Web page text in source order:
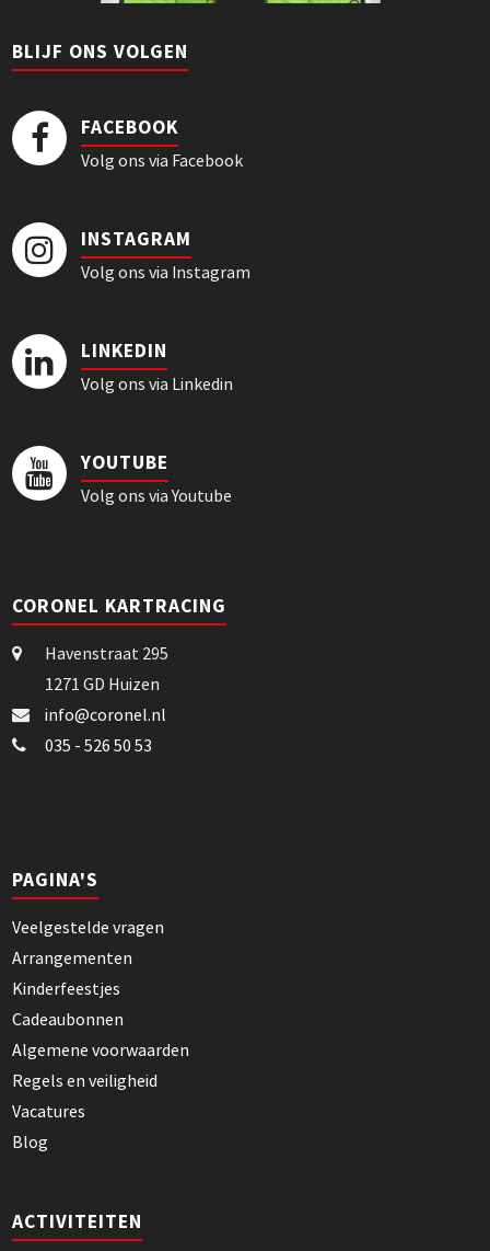
BLIJF ONS VOLGEN
FACEBOOK
Volg ons via Facebook
INSTAGRAM
Volg ons via Instagram
LINKEDIN
Volg ons via Linkedin
YOUTUBE
Volg ons via Youtube
CORONEL KARTRACING
Havenstraat 295
1271 GD Huizen
info@coronel.nl
035 - 526 50 53
PAGINA'S
Veelgestelde vragen
Arrangementen
Kinderfeestjes
Cadeaubonnen
Algemene voorwaarden
Regels en veiligheid
Vacatures
Blog
ACTIVITEITEN